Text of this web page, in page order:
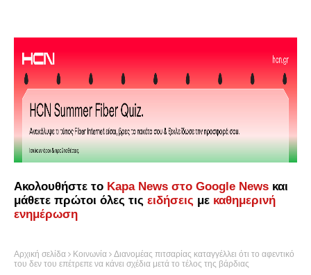
Ακολουθήστε το Kapa News στο Google News και
μάθετε πρώτοι όλες τις ειδήσεις με καθημερινή
ενημέρωση
Αρχική σελίδα Κοινωνία
Διανομέας πιτσαρίας καταγγέλλει ότι το αφεντικό
του δεν του επέτρεπε να κάνει σχέδια μετά το τέλος της βάρδιας